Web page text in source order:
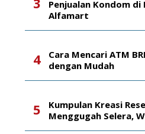
Penjualan Kondom
Alfamart
Cara Mencari ATM
dengan Mudah
Kumpulan Kreasi
Menggugah Selera,